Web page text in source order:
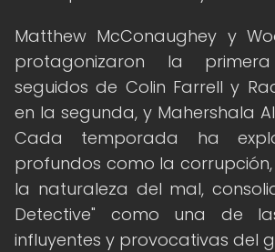
Matthew McConaughey y
protagonizaron la
seguidos de Colin Farrell y
en la segunda, y Mahershala
Cada temporada ha
profundos como la
la naturaleza del mal,
Detective" como una de
influyentes y provocativas del